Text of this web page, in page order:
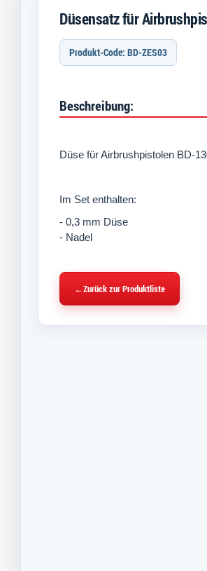
Düsensatz für
Produkt-Code: BD-ZES03
Beschreibung:
Düse für Airbrushpistolen BD-
Im Set enthalten:
- 0,3 mm Düse
- Nadel
←Zurück zur Produktliste